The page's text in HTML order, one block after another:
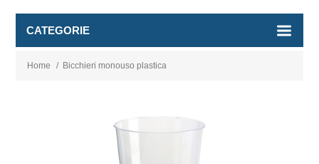
CATEGORIE
Home / Bicchieri monouso plastica